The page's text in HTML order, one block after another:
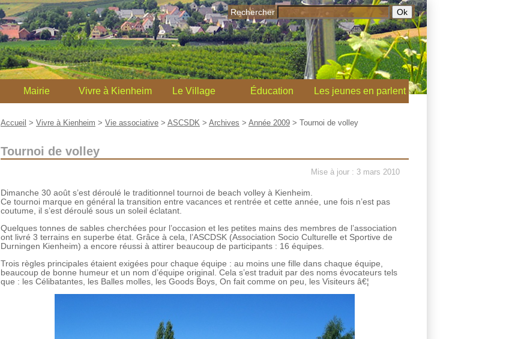
Rechercher
Mairie Vivre à Kienheim Le Village Éducation Les jeunes en parlent
Accueil > Vivre à Kienheim > Vie associative > ASCSDK > Archives > Année 2009 > Tournoi de volley
Tournoi de volley
Mise à jour : 3 mars 2010
Dimanche 30 août s’est déroulé le traditionnel tournoi de beach volley à Kienheim.
Ce tournoi marque en général la transition entre vacances et rentrée et cette année, une fois n’est pas
coutume, il s’est déroulé sous un soleil éclatant.
Quelques tonnes de sables cherchées pour l’occasion et les petites mains des membres de l’association
ont livré 3 terrains en superbe état. Grâce à cela, l’ASCDSK (Association Socio Culturelle et Sportive de
Durningen Kienheim) a encore réussi à attirer beaucoup de participants : 16 équipes.
Trois règles principales étaient exigées pour chaque équipe : au moins une fille dans chaque équipe,
beaucoup de bonne humeur et un nom d’équipe original. Cela s’est traduit par des noms évocateurs tels
que : les Célibatantes, les Balles molles, les Goods Boys, On fait comme on peu, les Visiteurs â€¦